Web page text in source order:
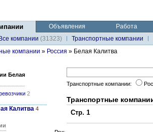
Объявления
Работа
Все компании (31323)
Транспортные компании
компании » Россия » Белая Калитва
Белая
2
Калитва 4
Транспортные компании:
Транспортные
Стр. 1